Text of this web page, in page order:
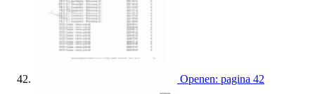
Openen: pagina 42